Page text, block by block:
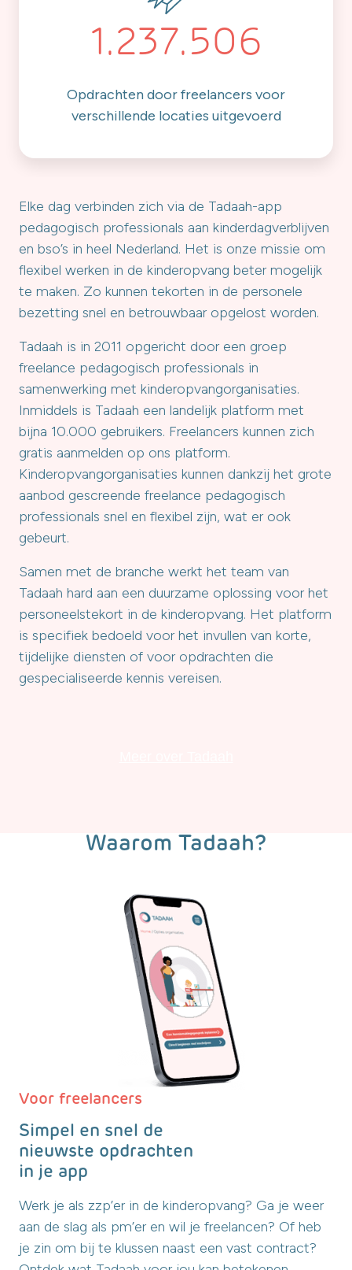
1.237.506
Opdrachten door freelancers voor
verschillende locaties uitgevoerd
Elke dag verbinden zich via de Tadaah-app
pedagogisch professionals aan kinderdagverblijven
en bso’s in heel Nederland. Het is onze missie om
flexibel werken in de kinderopvang beter mogelijk
te maken. Zo kunnen tekorten in de personele
bezetting snel en betrouwbaar opgelost worden.
Tadaah is in 2011 opgericht door een groep
freelance pedagogisch professionals in
samenwerking met kinderopvangorganisaties.
Inmiddels is Tadaah een landelijk platform met
bijna 10.000 gebruikers. Freelancers kunnen zich
gratis aanmelden op ons platform.
Kinderopvangorganisaties kunnen dankzij het grote
aanbod gescreende freelance pedagogisch
professionals snel en flexibel zijn, wat er ook
gebeurt.
Samen met de branche werkt het team van
Tadaah hard aan een duurzame oplossing voor het
personeelstekort in de kinderopvang. Het platform
is specifiek bedoeld voor het invullen van korte,
tijdelijke diensten of voor opdrachten die
gespecialiseerde kennis vereisen.
Waarom Tadaah?
Voor freelancers
Simpel en snel de
nieuwste opdrachten
in je app
Werk je als zzp’er in de kinderopvang? Ga je weer
aan de slag als pm’er en wil je freelancen? Of heb
je zin om bij te klussen naast een vast contract?